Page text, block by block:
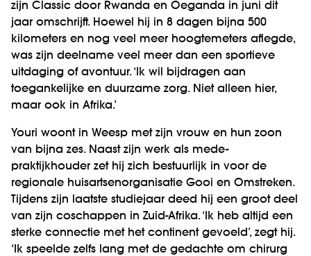
zijn Classic door Rwanda en Oeganda in juni dit
jaar omschrijft. Hoewel hij in 8 dagen bijna 500
kilometers en nog veel meer hoogtemeters aflegde,
was zijn deelname veel meer dan een sportieve
uitdaging of avontuur. ‘Ik wil bijdragen aan
toegankelijke en duurzame zorg. Niet alleen hier,
maar ook in Afrika.’
Youri woont in Weesp met zijn vrouw en hun zoon
van bijna zes. Naast zijn werk als mede-
praktijkhouder zet hij zich bestuurlijk in voor de
regionale huisartsenorganisatie Gooi en Omstreken.
Tijdens zijn laatste studiejaar deed hij een groot deel
van zijn coschappen in Zuid-Afrika. ‘Ik heb altijd een
sterke connectie met het continent gevoeld’, zegt hij.
‘Ik speelde zelfs lang met de gedachte om chirurg